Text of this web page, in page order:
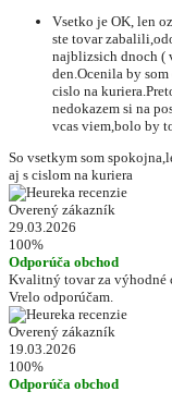
Vsetko je OK, len
ste tovar
najblizsich dnoch (
den.Ocenila by
cislo na
nedokazem si na
vcas viem,bolo by
So vsetkym som
aj s cislom na kuriera
Overený zákazník
29.03.2026
100%
Odporúča obchod
Kvalitný tovar za výhodné
Vrelo odporúčam.
Overený zákazník
19.03.2026
100%
Odporúča obchod